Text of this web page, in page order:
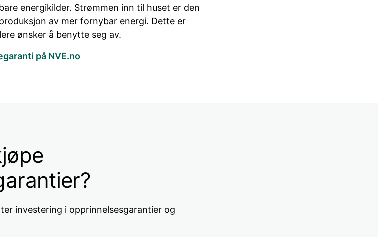
energikilder. Strømmen inn til huset er den
av mer fornybar energi. Dette er
ønsker å benytte seg av.
på NVE.no
investering i opprinnelsesgarantier og